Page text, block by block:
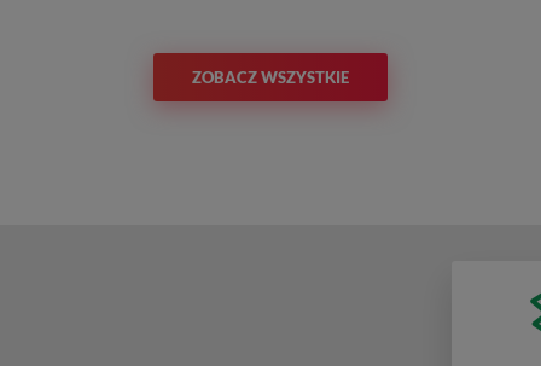
ZOBACZ WSZYSTKIE